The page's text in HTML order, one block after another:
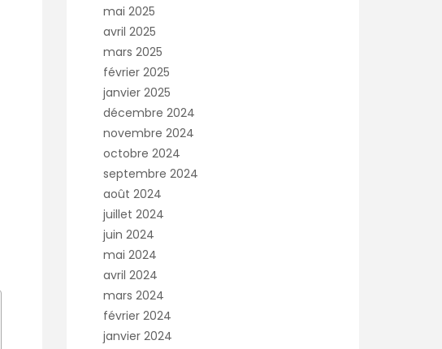
mai 2025
avril 2025
mars 2025
février 2025
janvier 2025
décembre 2024
novembre 2024
octobre 2024
septembre 2024
août 2024
juillet 2024
juin 2024
mai 2024
avril 2024
mars 2024
février 2024
janvier 2024